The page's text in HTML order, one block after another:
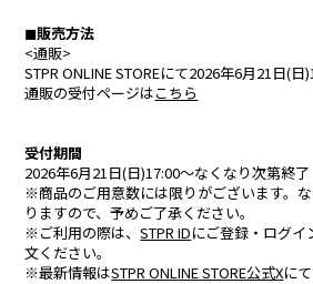
ばぁう
AMPTAKxCOLORS
あっきぃ まぜ太
ぷりっつ
あっと けちゃ
◼︎販売方法
<通販>
STPR ONLINE STOREにて2026年6月21日(日
通販の受付ページはこちら
受付期間
2026年6月21日(日)17:00〜なくなり次第終了
※商品のご用意数には限りがございます。
りますので、予めご了承ください。
※ご利用の際は、STPR IDにご登録・ログ
文ください。
※最新情報はSTPR ONLINE STORE公式Xに